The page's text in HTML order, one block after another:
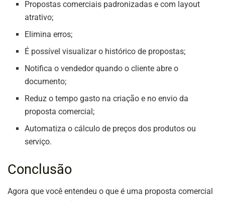
Propostas comerciais padronizadas e com layout
atrativo;
Elimina erros;
É possível visualizar o histórico de propostas;
Notifica o vendedor quando o cliente abre o
documento;
Reduz o tempo gasto na criação e no envio da
proposta comercial;
Automatiza o cálculo de preços dos produtos ou
serviço.
Conclusão
Agora que você entendeu o que é uma proposta comercial